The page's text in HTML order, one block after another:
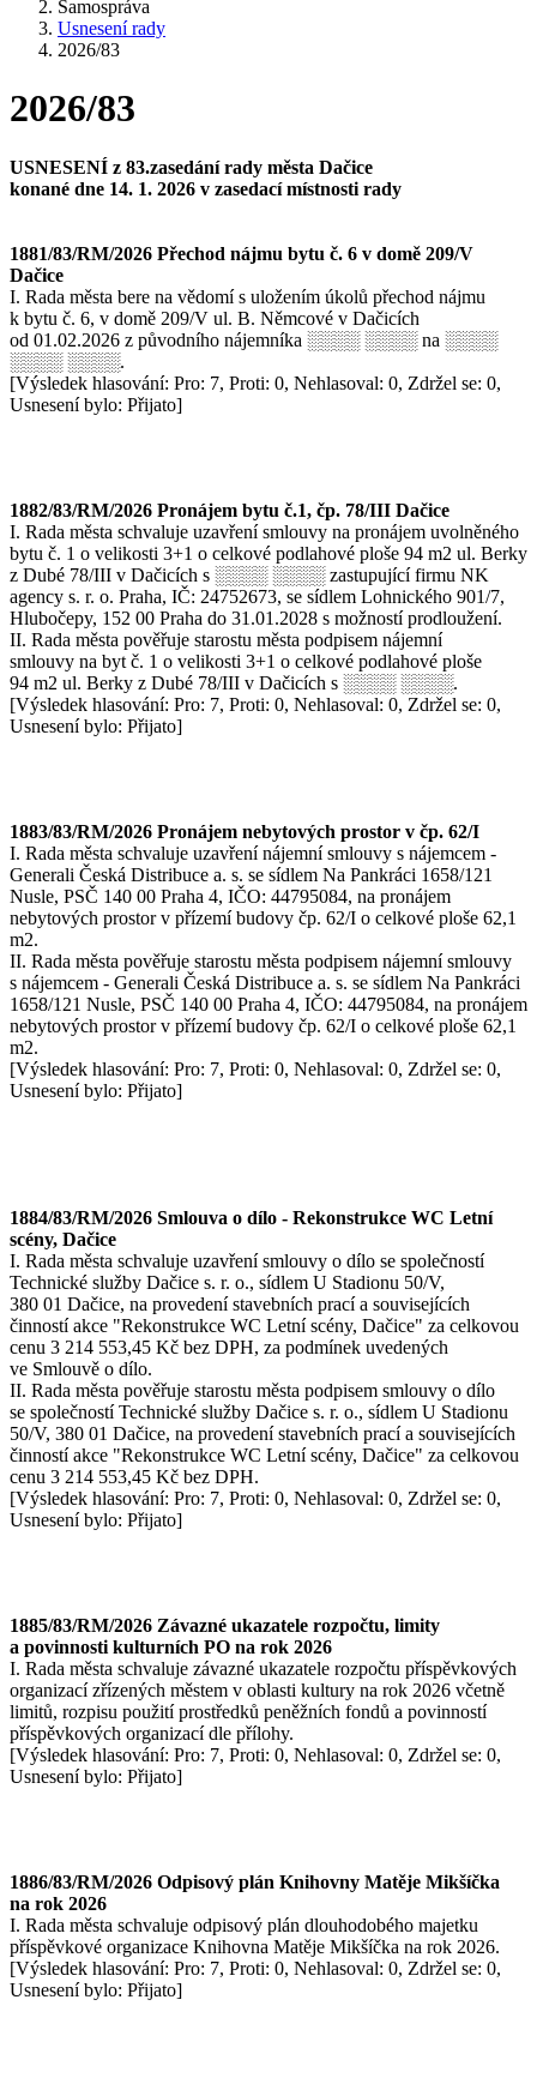
Samospráva
Usnesení rady
2026/83
2026/83
USNESENÍ z 83.zasedání rady města Dačice
konané dne 14. 1. 2026 v zasedací místnosti rady
1881/83/RM/2026 Přechod nájmu bytu č. 6 v domě 209/V
Dačice
I. Rada města bere na vědomí s uložením úkolů přechod nájmu
k bytu č. 6, v domě 209/V ul. B. Němcové v Dačicích
od 01.02.2026 z původního nájemníka ░░░░ ░░░░ na ░░░░
░░░░ ░░░░.
[Výsledek hlasování: Pro: 7, Proti: 0, Nehlasoval: 0, Zdržel se: 0,
Usnesení bylo: Přijato]
1882/83/RM/2026 Pronájem bytu č.1, čp. 78/III Dačice
I. Rada města schvaluje uzavření smlouvy na pronájem uvolněného
bytu č. 1 o velikosti 3+1 o celkové podlahové ploše 94 m2 ul. Berky
z Dubé 78/III v Dačicích s ░░░░ ░░░░ zastupující firmu NK
agency s. r. o. Praha, IČ: 24752673, se sídlem Lohnického 901/7,
Hlubočepy, 152 00 Praha do 31.01.2028 s možností prodloužení.
II. Rada města pověřuje starostu města podpisem nájemní
smlouvy na byt č. 1 o velikosti 3+1 o celkové podlahové ploše
94 m2 ul. Berky z Dubé 78/III v Dačicích s ░░░░ ░░░░.
[Výsledek hlasování: Pro: 7, Proti: 0, Nehlasoval: 0, Zdržel se: 0,
Usnesení bylo: Přijato]
1883/83/RM/2026 Pronájem nebytových prostor v čp. 62/I
I. Rada města schvaluje uzavření nájemní smlouvy s nájemcem -
Generali Česká Distribuce a. s. se sídlem Na Pankráci 1658/121
Nusle, PSČ 140 00 Praha 4, IČO: 44795084, na pronájem
nebytových prostor v přízemí budovy čp. 62/I o celkové ploše 62,1
m2.
II. Rada města pověřuje starostu města podpisem nájemní smlouvy
s nájemcem - Generali Česká Distribuce a. s. se sídlem Na Pankráci
1658/121 Nusle, PSČ 140 00 Praha 4, IČO: 44795084, na pronájem
nebytových prostor v přízemí budovy čp. 62/I o celkové ploše 62,1
m2.
[Výsledek hlasování: Pro: 7, Proti: 0, Nehlasoval: 0, Zdržel se: 0,
Usnesení bylo: Přijato]
1884/83/RM/2026 Smlouva o dílo - Rekonstrukce WC Letní
scény, Dačice
I. Rada města schvaluje uzavření smlouvy o dílo se společností
Technické služby Dačice s. r. o., sídlem U Stadionu 50/V,
380 01 Dačice, na provedení stavebních prací a souvisejících
činností akce "Rekonstrukce WC Letní scény, Dačice" za celkovou
cenu 3 214 553,45 Kč bez DPH, za podmínek uvedených
ve Smlouvě o dílo.
II. Rada města pověřuje starostu města podpisem smlouvy o dílo
se společností Technické služby Dačice s. r. o., sídlem U Stadionu
50/V, 380 01 Dačice, na provedení stavebních prací a souvisejících
činností akce "Rekonstrukce WC Letní scény, Dačice" za celkovou
cenu 3 214 553,45 Kč bez DPH.
[Výsledek hlasování: Pro: 7, Proti: 0, Nehlasoval: 0, Zdržel se: 0,
Usnesení bylo: Přijato]
1885/83/RM/2026 Závazné ukazatele rozpočtu, limity
a povinnosti kulturních PO na rok 2026
I. Rada města schvaluje závazné ukazatele rozpočtu příspěvkových
organizací zřízených městem v oblasti kultury na rok 2026 včetně
limitů, rozpisu použití prostředků peněžních fondů a povinností
příspěvkových organizací dle přílohy.
[Výsledek hlasování: Pro: 7, Proti: 0, Nehlasoval: 0, Zdržel se: 0,
Usnesení bylo: Přijato]
1886/83/RM/2026 Odpisový plán Knihovny Matěje Mikšíčka
na rok 2026
I. Rada města schvaluje odpisový plán dlouhodobého majetku
příspěvkové organizace Knihovna Matěje Mikšíčka na rok 2026.
[Výsledek hlasování: Pro: 7, Proti: 0, Nehlasoval: 0, Zdržel se: 0,
Usnesení bylo: Přijato]